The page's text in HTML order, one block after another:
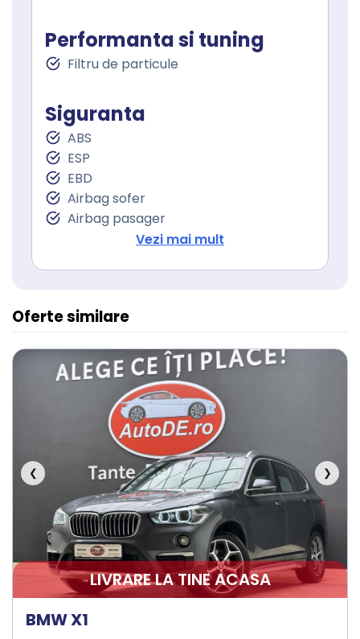
Asistent staionare in rampa
Spalare faruri
Lumini de zi
Stopuri LED
Sistem Start Stop
Senzori presiune roti
Frana parcare electrica
Servodirecţie
Performanta si tuning
Filtru de particule
Siguranta
ABS
ESP
EBD
Airbag sofer
Airbag pasager
Isofix (puncte de prindere a scaunului
Vezi mai mult
Oferte similare
❮ ❯
LIVRARE LA TINE ACASA
BMW X1